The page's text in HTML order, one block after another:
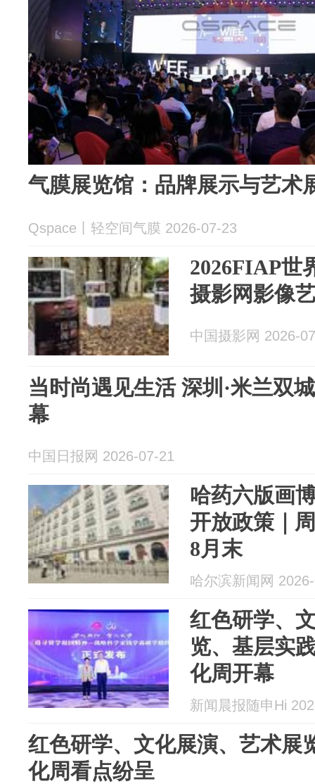
气膜展览馆：品牌展示与艺术
Qspace丨轻空间气膜 2026-07-23
2026FIAP世
摄影网影像
中国摄影网 2026-
当时尚遇见生活 深圳·米兰双
幕
中国日报网 2026-07-21
哈药六版画
开放政策｜
8月末
哈尔滨新闻网
红色研学、
览、基层实
化周开幕
新闻晨报随申Hi
红色研学、文化展演、艺术
化周看点纷呈